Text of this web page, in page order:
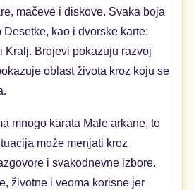
mačeve i diskove. Svaka boja
Desetke, kao i dvorske karte:
Kralj. Brojevi pokazuju razvoj
oblast života kroz koju se
mnogo karata Male arkane, to
može menjati kroz
i svakodnevne izbore.
životne i veoma korisne jer